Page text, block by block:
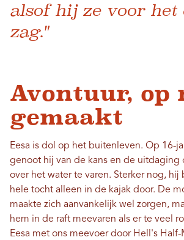
alsof hij ze voor het
zag."
Avontuur, op
gemaakt
Eesa is dol op het buitenleven. Op 16-
genoot hij van de kans en de uitdaging
over het water te varen. Sterker nog, hij
hele tocht alleen in de kajak door. De
maakte zich aanvankelijk wel zorgen,
hem in de raft meevaren als er te veel
Eesa met ons meevoer door Hell's